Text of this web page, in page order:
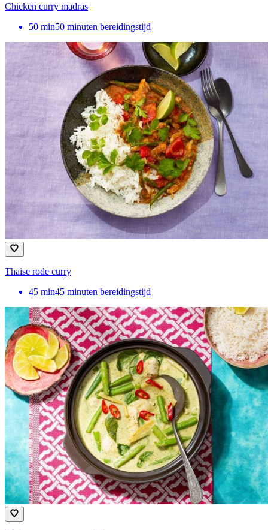
Chicken curry madras
50 min50 minuten bereidingstijd
Thaise rode curry
45 min45 minuten bereidingstijd